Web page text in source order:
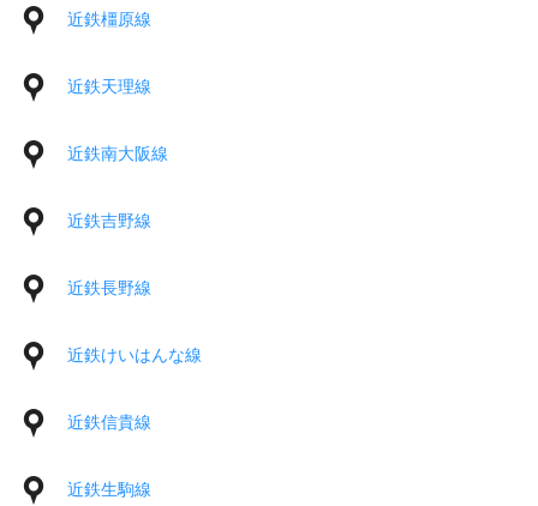
近鉄橿原線
近鉄天理線
近鉄南大阪線
近鉄吉野線
近鉄長野線
近鉄けいはんな線
近鉄信貴線
近鉄生駒線